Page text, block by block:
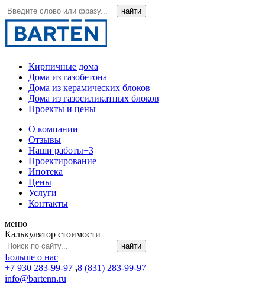
Кирпичные дома
Дома из газобетона
Дома из керамических блоков
Дома из газосиликатных блоков
Проекты и цены
О компании
Отзывы
Наши работы+3
Проектирование
Ипотека
Цены
Услуги
Контакты
меню
Калькулятор стоимости
Больше о нас
+7 930 283-99-97 ,8 (831) 283-99-97
info@bartenn.ru